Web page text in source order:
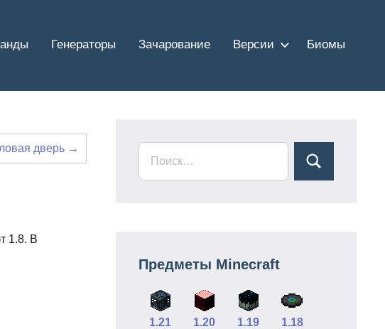
Генераторы Зачарование Версии Биомы
дверь →
1.8. В
Предметы Minecraft
1.21 1.20 1.19 1.18